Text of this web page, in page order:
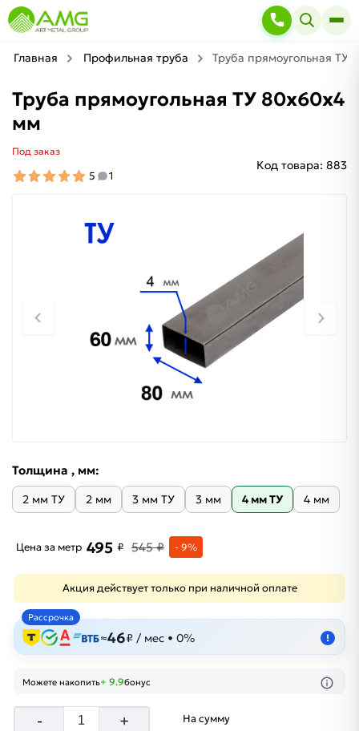
Главная Профильная труба Труба прямоугольная ТУ
Труба прямоугольная ТУ 80х60х4
мм
Под заказ
5 1
Код товара: 883
Толщина , мм:
2 мм ТУ 2 мм 3 мм ТУ 3 мм 4 мм ТУ 4 мм
Цена за метр 495 ₽ 545 ₽ - 9%
Акция действует только при наличной оплате
Рассрочка
≈46₽ / мес • 0% !
Можете накопить+ 9.9бонус
- + На сумму